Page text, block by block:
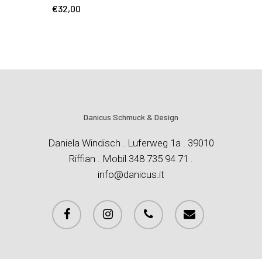
€32,00
Danicus Schmuck & Design
Daniela Windisch . Luferweg 1a . 39010
Riffian . Mobil 348 735 94 71 .
info@danicus.it